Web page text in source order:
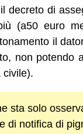
di
(a50 euro
il
non potendo
civile).
sta solo
di notifica di